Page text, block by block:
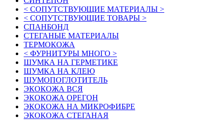
< СОПУТСТВУЮЩИЕ МАТЕРИАЛЫ >
< СОПУТСТВУЮЩИЕ ТОВАРЫ >
СПАНБОНД
СТЕГАНЫЕ МАТЕРИАЛЫ
ТЕРМОКОЖА
< ФУРНИТУРЫ МНОГО >
ШУМКА НА ГЕРМЕТИКЕ
ШУМКА НА КЛЕЮ
ШУМОПОГЛОТИТЕЛЬ
ЭКОКОЖА ВСЯ
ЭКОКОЖА ОРЕГОН
ЭКОКОЖА НА МИКРОФИБРЕ
ЭКОКОЖА СТЕГАНАЯ